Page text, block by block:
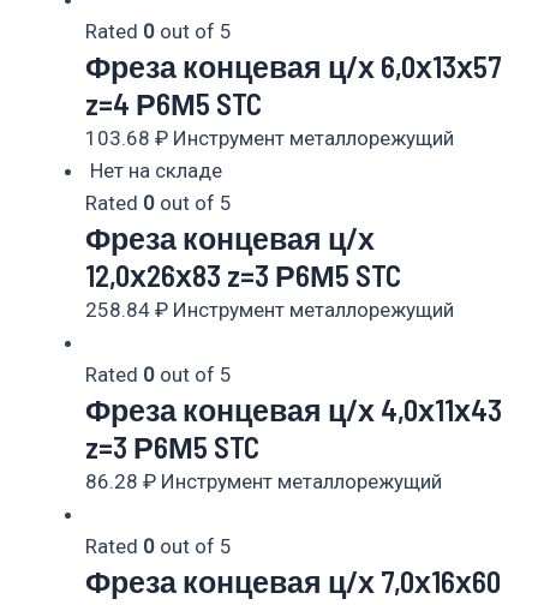
Rated 0 out of 5
Фреза концевая ц/х 6,0х13х57
z=4 Р6М5 STC
103.68 ₽ Инструмент металлорежущий
Нет на складе
Rated 0 out of 5
Фреза концевая ц/х
12,0х26х83 z=3 Р6М5 STC
258.84 ₽ Инструмент металлорежущий
Rated 0 out of 5
Фреза концевая ц/х 4,0х11х43
z=3 Р6М5 STC
86.28 ₽ Инструмент металлорежущий
Rated 0 out of 5
Фреза концевая ц/х 7,0х16х60